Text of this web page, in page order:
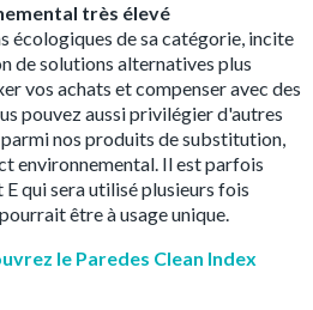
très élevé
écologiques de sa catégorie, incite
de solutions alternatives plus
vos achats et compenser avec des
pouvez aussi privilégier d'autres
nos produits de substitution,
environnemental. Il est parfois
qui sera utilisé plusieurs fois
être à usage unique.
le Paredes Clean Index